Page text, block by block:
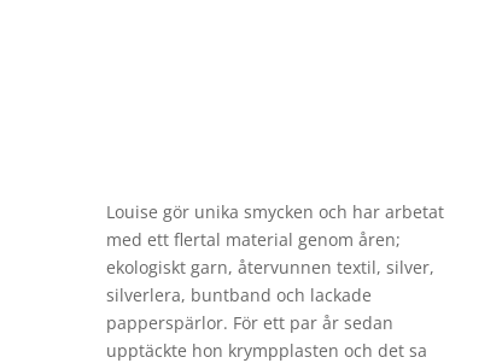
Louise gör unika smycken och har arbetat
med ett flertal material genom åren;
ekologiskt garn, återvunnen textil, silver,
silverlera, buntband och lackade
papperspärlor. För ett par år sedan
upptäckte hon krympplasten och det sa